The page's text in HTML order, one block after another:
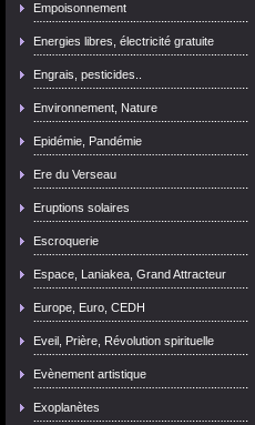
Empoisonnement
Energies libres, électricité gratuite
Engrais, pesticides..
Environnement, Nature
Epidémie, Pandémie
Ere du Verseau
Eruptions solaires
Escroquerie
Espace, Laniakea, Grand Attracteur
Europe, Euro, CEDH
Eveil, Prière, Révolution spirituelle
Evènement artistique
Exoplanètes